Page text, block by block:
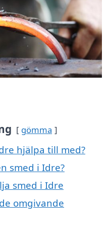
gömma
hjälpa till med?
smed i Idre?
smed i Idre
omgivande